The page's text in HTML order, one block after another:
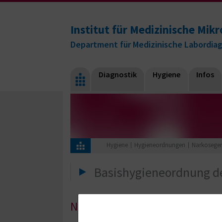
Institut für Medizinische
Department für Medizinische
Diagnostik Hygiene Infos
Hygiene Hygieneordnungen
Basishygieneordnung
Narkosegeräte